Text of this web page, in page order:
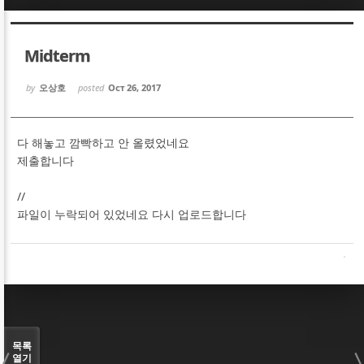
Midterm
by 오상호 posted Oct 26, 2017
다 해놓고 깜빡하고 안 올렸었네요
제출합니다
//
파일이 누락되어 있었네요 다시 업로드합니다
목록
열기
Sketchbook5, 스케치북5
Sketchbook5, 스케치북5
Sketchbook5, 스케치북5
Sketchbook5, 스케치북5